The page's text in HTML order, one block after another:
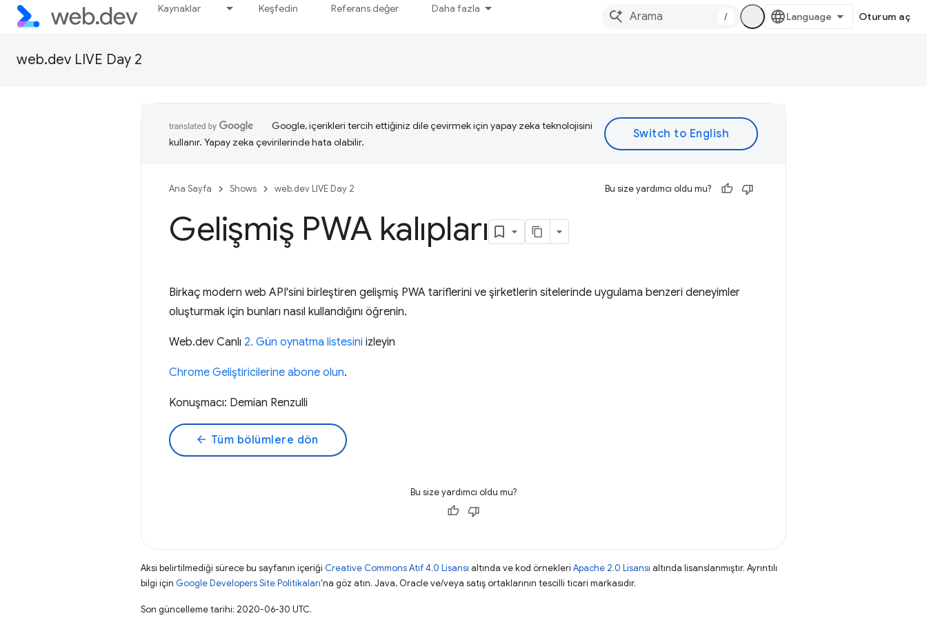
Kaynaklar Keşfedin Referans değer Daha fazla
/ Oturum aç
web.dev LIVE Day 2
Google, içerikleri tercih ettiğiniz dile çevirmek için yapay zeka teknolojisini
kullanır. Yapay zeka çevirilerinde hata olabilir.
Ana Sayfa Shows web.dev LIVE Day 2 Bu size yardımcı oldu mu?
Gelişmiş PWA kalıpları
Birkaç modern web API'sini birleştiren gelişmiş PWA tariflerini ve şirketlerin sitelerinde uygulama benzeri deneyimler
oluşturmak için bunları nasıl kullandığını öğrenin.
Web.dev Canlı 2. Gün oynatma listesini izleyin
Chrome Geliştiricilerine abone olun.
Konuşmacı: Demian Renzulli
arrow_back Tüm bölümlere dön
Bu size yardımcı oldu mu?
Aksi belirtilmediği sürece bu sayfanın içeriği Creative Commons Atıf 4.0 Lisansı altında ve kod örnekleri Apache 2.0 Lisansı altında lisanslanmıştır. Ayrıntılı
bilgi için Google Developers Site Politikaları'na göz atın. Java, Oracle ve/veya satış ortaklarının tescilli ticari markasıdır.
Son güncelleme tarihi: 2020-06-30 UTC.